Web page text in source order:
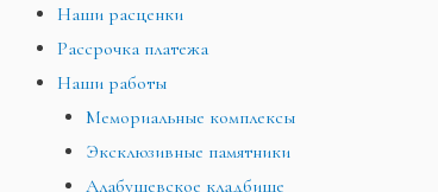
Наши расценки
Рассрочка платежа
Наши работы
Мемориальные комплексы
Эксклюзивные памятники
Алабушевское кладбище